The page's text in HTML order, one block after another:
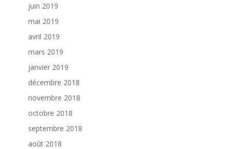
juin 2019
mai 2019
avril 2019
mars 2019
janvier 2019
décembre 2018
novembre 2018
octobre 2018
septembre 2018
août 2018